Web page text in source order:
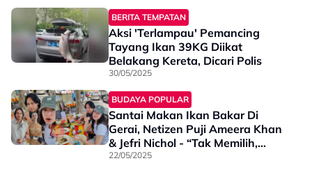
BERITA TEMPATAN
Aksi 'Terlampau' Pemancing
Tayang Ikan 39KG Diikat
Belakang Kereta, Dicari Polis
30/05/2025
BUDAYA POPULAR
Santai Makan Ikan Bakar Di
Gerai, Netizen Puji Ameera Khan
& Jefri Nichol - “Tak Memilih,
Bagus Sangat…”
22/05/2025